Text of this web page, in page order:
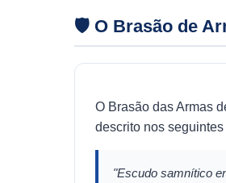
🛡️ O Brasão de
O Brasão das Armas
descrito nos
"Escudo samnítico